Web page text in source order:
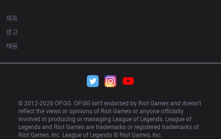
제휴
광고
채용
© 2012-2026 OP.GG. OP.GG isn’t endorsed by Riot Games and doesn’t
reflect the views or opinions of Riot Games or anyone officially
involved in producing or managing League of Legends. League of
Legends and Riot Games are trademarks or registered trademarks of
Riot Games, Inc. League of Legends © Riot Games, Inc.